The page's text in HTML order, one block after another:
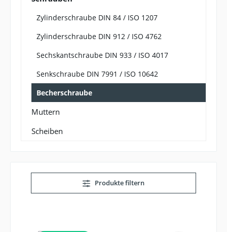
Zylinderschraube DIN 84 / ISO 1207
Zylinderschraube DIN 912 / ISO 4762
Sechskantschraube DIN 933 / ISO 4017
Senkschraube DIN 7991 / ISO 10642
Becherschraube
Muttern
Scheiben
Produkte filtern